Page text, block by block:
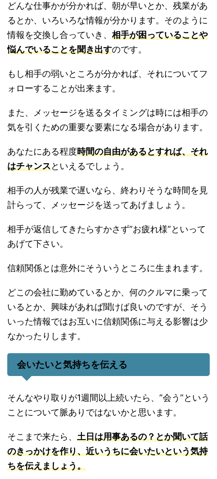
どんな仕事かが分かれば、朝が早いとか、残業があ
るとか、いろいろな情報が分かります。そのように
情報を交換し合っていき、 相手が困っていることや
悩んでいることを聞き出すのです。
もし相手の弱いところが分かれば、それについてフ
ォローすることが出来ます。
また、メッセージを送るタイミングは時には相手の
気を引くための重要な要素になる場合があります。
あなたにある程度時間の自由があるとすれば、それ
はチャンスといえるでしょう。
相手の人が残業で遅いなら、終わりそうな時間を見
計らって、メッセージを送ってあげましょう。
相手が返信してきたらすかさず”お疲れ様”といって
あげて下さい。
信頼関係とは意外にそういうところに生まれます。
どこの会社に勤めているとか、何のクルマに乗って
いるとか、興味があれば聞けば良いのですが、そう
いった情報ではお互いに信頼関係に与える影響は少
なかったりします。
会いたいと気持ちを伝える
そんなやり取りが1週間以上続いたら、”会う”という
ことについて脈ありではないかと思います。
そこまで来たら、 土日は用事あるの？とか聞いて話
のきっかけを作り、近いうちに会いたいという気持
ちを伝えましょう。